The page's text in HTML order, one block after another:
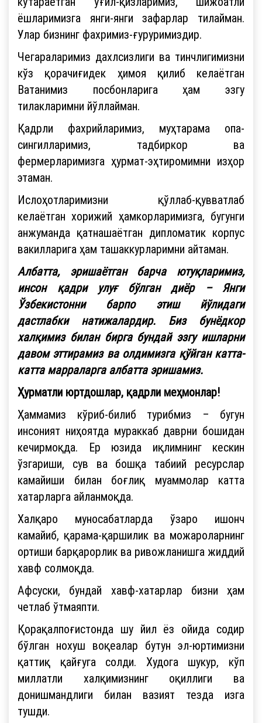
ёшларимизга янги-янги зафарлар тилайман.
Улар бизнинг фахримиз-ғуруримиздир.
Чегараларимиз дахлсизлиги ва тинчлигимизни
кўз қорачиғидек ҳимоя қилиб келаётган
Ватанимиз посбонларига ҳам эзгу
тилакларимни йўллайман.
Қадрли фахрийларимиз, муҳтарама опа-
сингилларимиз, тадбиркор ва
фермерларимизга ҳурмат-эҳтиромимни изҳор
этаман.
Ислоҳотларимизни қўллаб-қувватлаб
келаётган хорижий ҳамкорларимизга, бугунги
анжуманда қатнашаётган дипломатик корпус
вакилларига ҳам ташаккурларимни айтаман.
Албатта, эришаётган барча ютуқларимиз,
инсон қадри улуғ бўлган диёр – Янги
Ўзбекистонни барпо этиш йўлидаги
дастлабки натижалардир. Биз бунёдкор
халқимиз билан бирга бундай эзгу ишларни
давом эттирамиз ва олдимизга қўйган катта-
катта марраларга албатта эришамиз.
Ҳурматли юртдошлар, қадрли меҳмонлар!
Ҳаммамиз кўриб-билиб турибмиз – бугун
инсоният ниҳоятда мураккаб даврни бошидан
кечирмоқда. Ер юзида иқлимнинг кескин
ўзгариши, сув ва бошқа табиий ресурслар
камайиши билан боғлиқ муаммолар катта
хатарларга айланмоқда.
Халқаро муносабатларда ўзаро ишонч
камайиб, қарама-қаршилик ва можароларнинг
ортиши барқарорлик ва ривожланишга жиддий
хавф солмоқда.
Афсуски, бундай хавф-хатарлар бизни ҳам
четлаб ўтмаяпти.
Қорақалпоғистонда шу йил ёз ойида содир
бўлган нохуш воқеалар бутун эл-юртимизни
қаттиқ қайғуга солди. Худога шукур, кўп
миллатли халқимизнинг оқиллиги ва
донишмандлиги билан вазият тезда изга
тушди.